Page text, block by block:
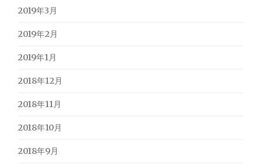
2019年3月
2019年2月
2019年1月
2018年12月
2018年11月
2018年10月
2018年9月